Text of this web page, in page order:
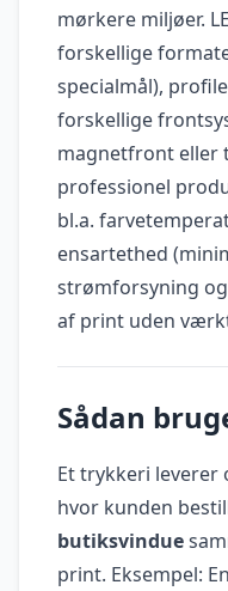
mørkere miljøer.
forskellige
specialmål),
forskellige
magnetfront eller
professionel
bl.a.
ensartethed
strømforsyning
af print uden
Sådan
Et trykkeri leverer
hvor kunden
butiksvindue
print. Eksempel: